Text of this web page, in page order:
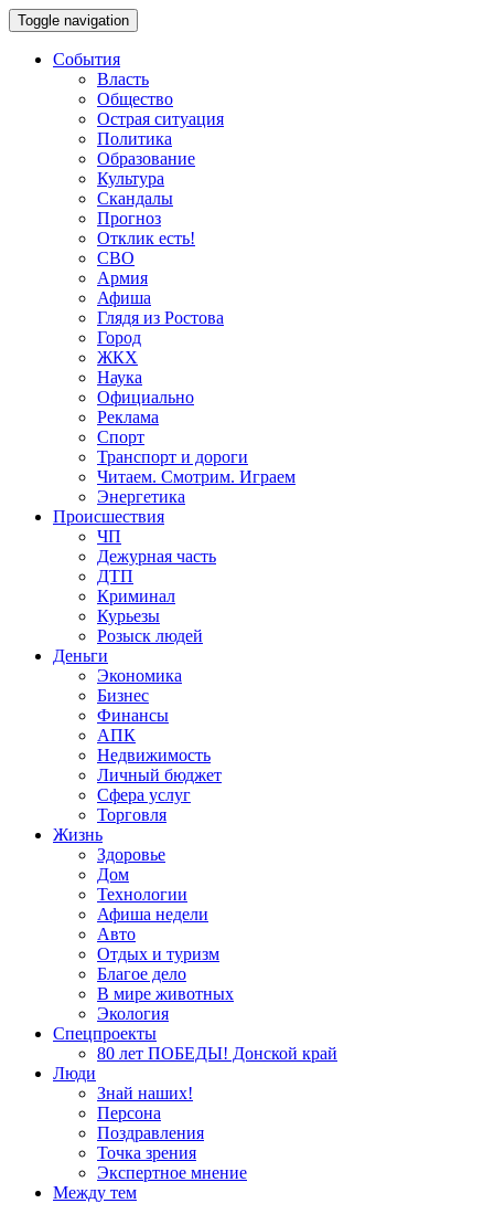
Toggle navigation
События
Власть
Общество
Острая ситуация
Политика
Образование
Культура
Скандалы
Прогноз
Отклик есть!
СВО
Армия
Афиша
Глядя из Ростова
Город
ЖКХ
Наука
Официально
Реклама
Спорт
Транспорт и дороги
Читаем. Смотрим. Играем
Энергетика
Происшествия
ЧП
Дежурная часть
ДТП
Криминал
Курьезы
Розыск людей
Деньги
Экономика
Бизнес
Финансы
АПК
Недвижимость
Личный бюджет
Сфера услуг
Торговля
Жизнь
Здоровье
Дом
Технологии
Афиша недели
Авто
Отдых и туризм
Благое дело
В мире животных
Экология
Спецпроекты
80 лет ПОБЕДЫ! Донской край
Люди
Знай наших!
Персона
Поздравления
Точка зрения
Экспертное мнение
Между тем